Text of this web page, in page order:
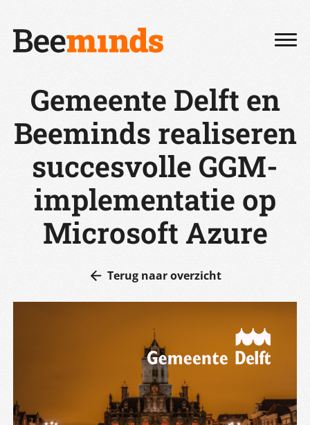
Gemeente Delft en
Beeminds realiseren
succesvolle GGM-
implementatie op
Microsoft Azure
Terug naar overzicht